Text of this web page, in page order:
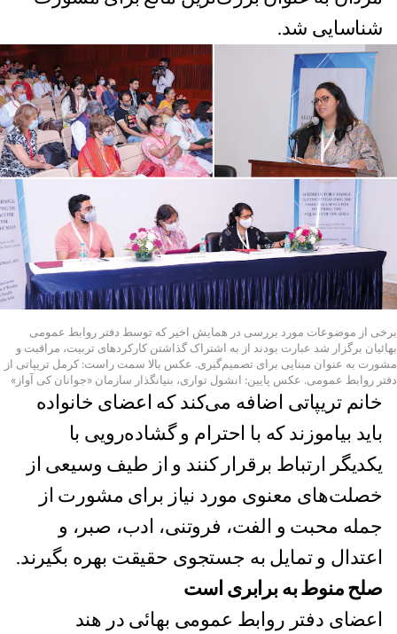
شناسایی شد.
برخی از موضوعات مورد بررسی در همایش اخیر که توسط دفتر روابط عمومی
بهائیان برگزار شد عبارت بودند از به اشتراک گذاشتن کارکردهای تربیت، مراقبت و
مشورت به عنوان مبنایی برای تصمیم‌گیری. عکس بالا سمت راست: کرمل تریپاتی از
دفتر روابط عمومی. عکس پایین: انشول تواری، بنیانگذار سازمان «جوانان کی آواز»
خانم تریپاتی اضافه می‌کند که اعضای خانواده
باید بیاموزند که با احترام و گشاده‌رویی با
یکدیگر ارتباط برقرار کنند و از طیف وسیعی از
خصلت‌های معنوی مورد نیاز برای مشورت از
جمله محبت و الفت، فروتنی، ادب، صبر، و
اعتدال و تمایل به جستجوی حقیقت بهره بگیرند.
صلح منوط به برابری است
اعضای دفتر روابط عمومی بهائی در هند